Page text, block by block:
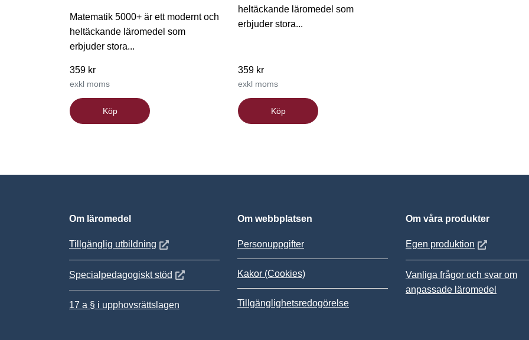
Matematik 5000+ är ett modernt och
heltäckande läromedel som
erbjuder stora...
359 kr
exkl moms
Köp
heltäckande läromedel som
erbjuder stora...
359 kr
exkl moms
Köp
Om läromedel
Tillgänglig utbildning Öppnas i nytt fönster
Specialpedagogiskt stöd Öppnas i nytt fönster
17 a § i upphovsrättslagen
Om webbplatsen
Personuppgifter
Kakor (Cookies)
Tillgänglighetsredogörelse
Om våra produkter
Egen produktion Öppnas i nytt
Vanliga frågor och svar om
anpassade läromedel